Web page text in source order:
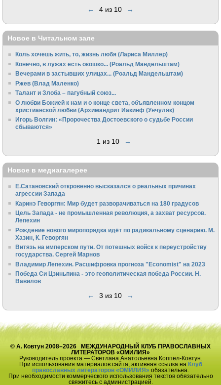
← 4 из 10 →
Новое в Читальном зале
Коль хочешь жить, то, жизнь любя (Лариса Миллер)
Конечно, в лужах есть окошко... (Роальд Мандельштам)
Вечерами в застывших улицах... (Роальд Мандельштам)
Ржев (Влад Маленко)
Талант и Злоба – пагубный союз...
О любви Божией к нам и о конце света, объявленном концом
христианской любви (Архимандрит Иакинф (Унчуляк)
Игорь Волгин: «Пророчества Достоевского о судьбе России
сбываются»
1 из 10 →
Новое в медиагалерее
Е.Сатановский откровенно высказался о реальных причинах
агрессии Запада
Каринэ Геворгян: Мир будет разворачиваться на 180 градусов
Цель Запада - не промышленная революция, а захват ресурсов.
Лепехин
Рождение нового миропорядка идёт по радикальному сценарию. М.
Хазин, К. Геворгян
Витязь на имперском пути. От потешных войск к переустройству
государства. Сергей Марнов
Владимир Лепехин. Расшифровка прогноза "Economist" на 2023
Победа Си Цзиньпина - это геополитическая победа России. Н.
Вавилов
← 3 из 10 →
© А. Ковтун 2008–2026 МЕЖДУНАРОДНЫЙ КЛУБ ПРАВОСЛАВНЫХ
ЛИТЕРАТОРОВ «ОМИЛИЯ»
Руководитель проекта — Светлана Анатольевна Коппел-Ковтун.
При использования материалов сайта, активная ссылка на Клуб
православных литераторов «ОМИЛИЯ» обязательна.
При необходимости коммерческого использования текстов обязательно
свяжитесь с администрацией.